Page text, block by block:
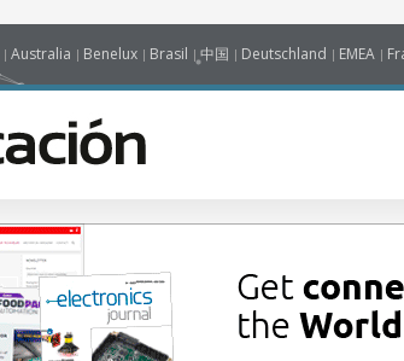
Australia Benelux Brasil 中国 Deutschland EMEA